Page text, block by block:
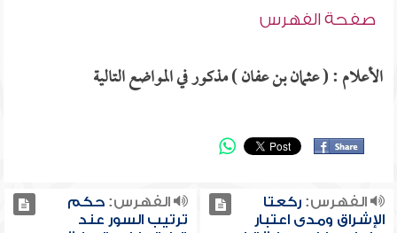
صفحة الفهرس
الأعلام : ( عثمان بن عفان ) مذكور في المواضع التالية
الفهرس:ركعتا
الإشراق ومدى اعتبار
الفهرس:حكم
ترتيب السور عند